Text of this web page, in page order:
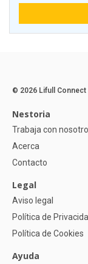
© 2026 Lifull Connect
Nestoria
Trabaja con
Acerca
Contacto
Legal
Aviso legal
Política de
Política de Cookies
Ayuda